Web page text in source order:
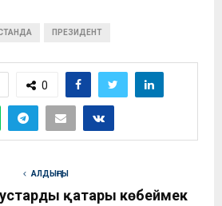
ПРЕЗИДЕНТ
0
АЛДЫҢҒЫ
қатары көбеймек